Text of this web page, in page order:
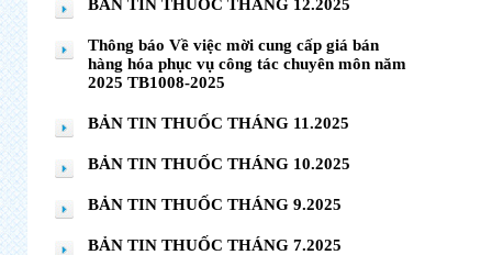
BẢN TIN THUỐC THÁNG 12.2025
Thông báo Về việc mời cung cấp giá bán
hàng hóa phục vụ công tác chuyên môn năm
2025 TB1008-2025
BẢN TIN THUỐC THÁNG 11.2025
BẢN TIN THUỐC THÁNG 10.2025
BẢN TIN THUỐC THÁNG 9.2025
BẢN TIN THUỐC THÁNG 7.2025